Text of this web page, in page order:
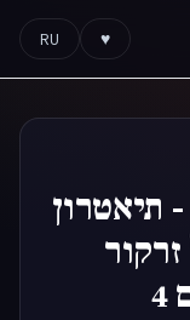
♥
RU
תיאטרון